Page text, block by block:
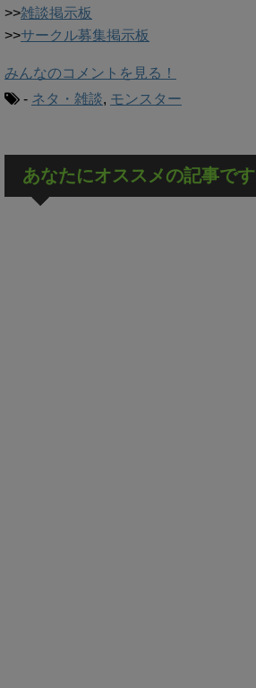
>>雑談掲示板
>>サークル募集掲示板
みんなのコメントを見る！
- ネタ・雑談, モンスター
あなたにオススメの記事です